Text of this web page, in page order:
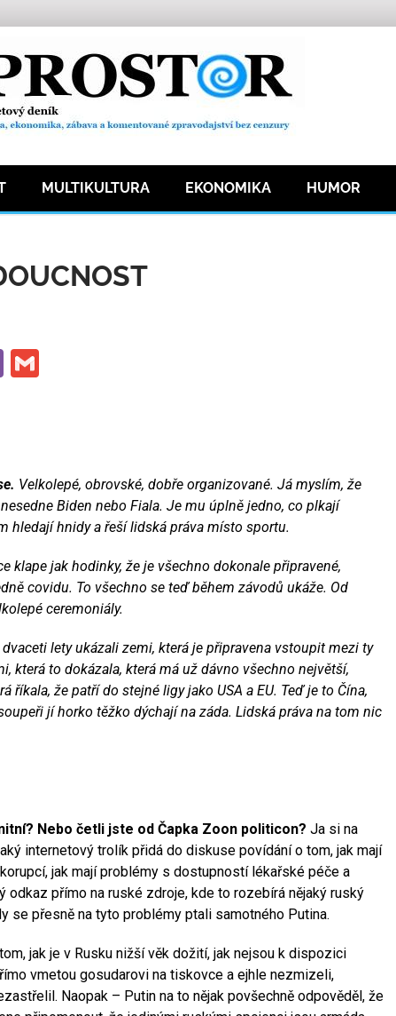
MULTIKULTURA EKONOMIKA HUMOR
ViberGmail
Velkolepé, obrovské, dobře organizované. Já myslím, že
Biden nebo Fiala. Je mu úplně jedno, co plkají
hledají hnidy a řeší lidská práva místo sportu.
klape jak hodinky, že je všechno dokonale připravené,
covidu. To všechno se teď během závodů ukáže. Od
ceremoniály.
lety ukázali zemi, která je připravena vstoupit mezi ty
která to dokázala, která má už dávno všechno největší,
že patří do stejné ligy jako USA a EU. Teď je to Čína,
jí horko těžko dýchají na záda. Lidská práva na tom nic
Nebo četli jste od Čapka Zoon politicon? Ja si na
internetový trolík přidá do diskuse povídání o tom, jak mají
jak mají problémy s dostupností lékařské péče a
odkaz přímo na ruské zdroje, kde to rozebírá nějaký ruský
se přesně na tyto problémy ptali samotného Putina.
jak je v Rusku nižší věk dožití, jak nejsou k dispozici
vmetou gosudarovi na tiskovce a ejhle nezmizeli,
Naopak – Putin na to nějak povšechně odpověděl, že